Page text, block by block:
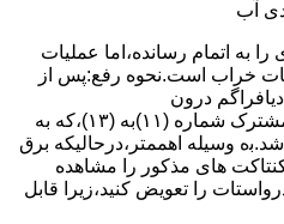
را ﺑﻪ اﺗﻤﺎم رﺳﺎﻧﺪه،اﻣﺎ ﻋﻤﻠﯿﺎت
ﻫﯿﺪرواﺳﺘﺎت ﺧﺮاب اﺳﺖ.نحوه رﻓﻊ:ﭘﺲ از
درون
ﻫﯿﺪرواﺳﺘﺎت،میبایست ﮐﻨﺘﺎﮐﺖ ﻣﺸﺘﺮک شماره (۱۱)به (۱۳)،ﮐﻪ ﺑﻪ
وسیله اهممتر،درحالیکه ﺑﺮق
ﻫﺎی ﻣﺬﮐﻮر را ﻣﺸﺎﻫﺪه
را ﺗﻌﻮﯾﺾ ﮐﻨﯿﺪ،زﯾﺮا قابل